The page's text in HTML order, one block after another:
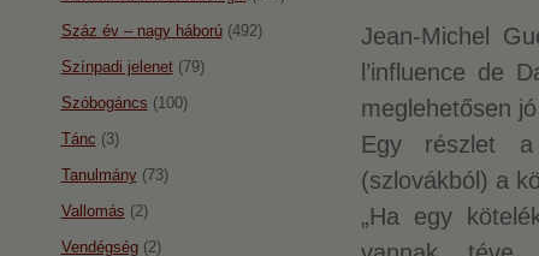
Jean-Michel
l’influence de
meglehetősen
Egy részlet a
(szlovákból) a
„Ha egy
Száz év – nagy háború(492)
Színpadi jelenet(79)
Szóbogáncs (100)
Tánc (3)
Tanulmány(73)
Vallomás (2)
Vendégség(2)